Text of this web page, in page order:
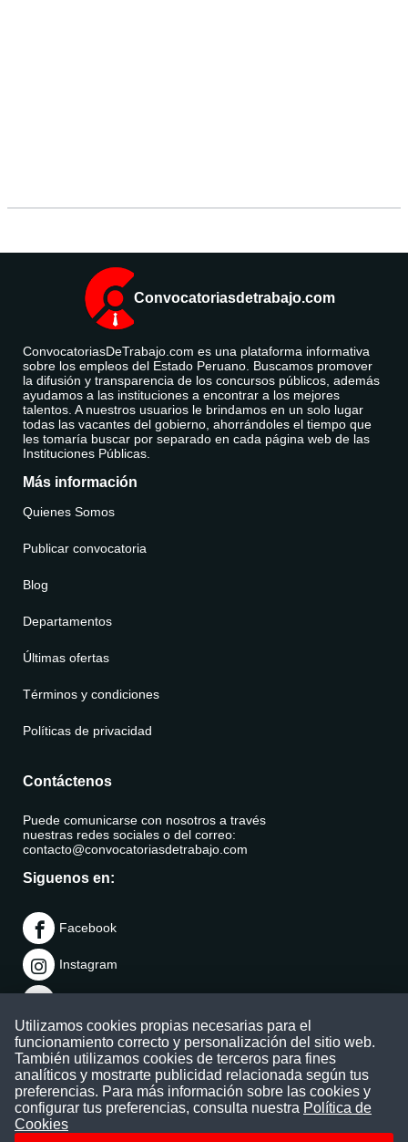
Convocatoriasdetrabajo.com
ConvocatoriasDeTrabajo.com es una plataforma informativa
sobre los empleos del Estado Peruano. Buscamos promover
la difusión y transparencia de los concursos públicos, además
ayudamos a las instituciones a encontrar a los mejores
talentos. A nuestros usuarios le brindamos en un solo lugar
todas las vacantes del gobierno, ahorrándoles el tiempo que
les tomaría buscar por separado en cada página web de las
Instituciones Públicas.
Más información
Quienes Somos
Publicar convocatoria
Blog
Departamentos
Últimas ofertas
Términos y condiciones
Políticas de privacidad
Contáctenos
Puede comunicarse con nosotros a través
nuestras redes sociales o del correo:
contacto@convocatoriasdetrabajo.com
Siguenos en:
Facebook
Instagram
Telegram
TikTok
Youtube
Utilizamos cookies propias necesarias para el
funcionamiento correcto y personalización del sitio web.
También utilizamos cookies de terceros para fines
analíticos y mostrarte publicidad relacionada según tus
preferencias. Para más información sobre las cookies y
configurar tus preferencias, consulta nuestra Política de
Cookies